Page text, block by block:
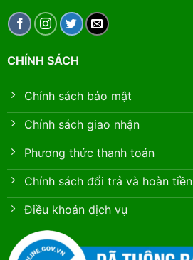
CHÍNH SÁCH
Chính sách bảo mật
Chính sách giao nhận
Phương thức thanh toán
Chính sách đổi trả và hoàn tiền
Điều khoản dịch vụ